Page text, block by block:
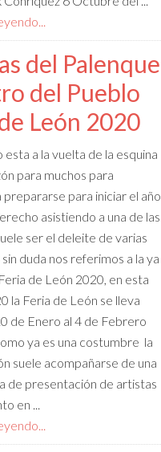
del Palenque
del Pueblo
León 2020
esta a la vuelta de la esquina
para muchos para
prepararse para iniciar el año
asistiendo a una de las
ser el deleite de varias
duda nos referimos a la ya
de León 2020, en esta
la Feria de León se lleva
de Enero al 4 de Febrero
ya es una costumbre la
suele acompañarse de una
de presentación de artistas
en ...